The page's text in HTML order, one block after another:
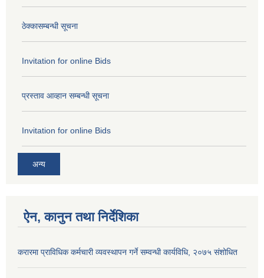
ठेक्कासम्बन्धी सूचना
Invitation for online Bids
प्रस्ताव आव्हान सम्बन्धी सूचना
Invitation for online Bids
अन्य
ऐन, कानुन तथा निर्देशिका
करारमा प्राविधिक कर्मचारी व्यवस्थापन गर्ने सम्वन्धी कार्यविधि, २०७५ संशोधित